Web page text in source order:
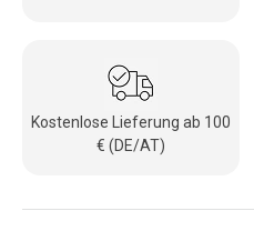
Kostenlose Lieferung ab 100
€ (DE/AT)